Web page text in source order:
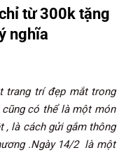
từ 300k tặng
nghĩa
trang trí đẹp mắt trong
cũng có thể là một món
, là cách gửi gắm thông
.Ngày 14/2 là một